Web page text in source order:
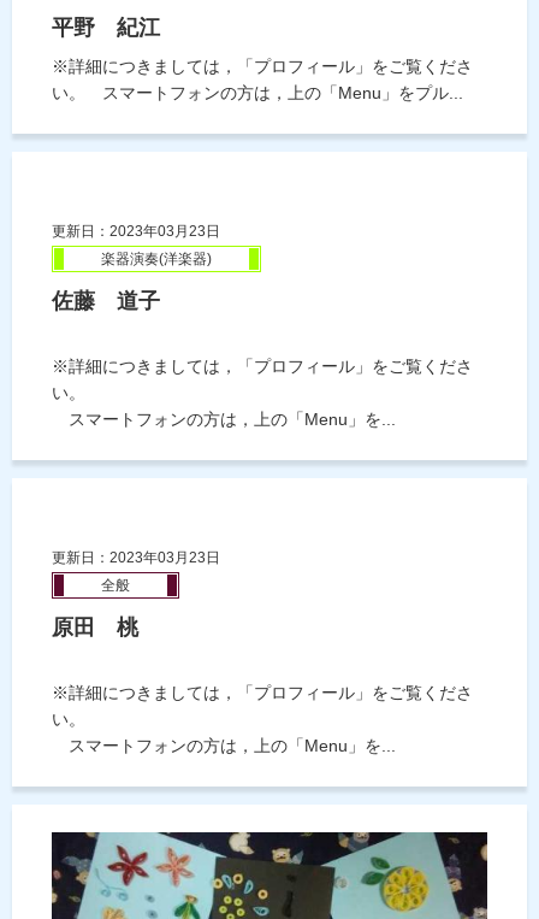
平野 紀江
※詳細につきましては，「プロフィール」をご覧くださ
い。 スマートフォンの方は，上の「Menu」をプル...
更新日：2023年03月23日
楽器演奏(洋楽器)
佐藤 道子
※詳細につきましては，「プロフィール」をご覧くださ
い。
スマートフォンの方は，上の「Menu」を...
更新日：2023年03月23日
全般
原田 桃
※詳細につきましては，「プロフィール」をご覧くださ
い。
スマートフォンの方は，上の「Menu」を...